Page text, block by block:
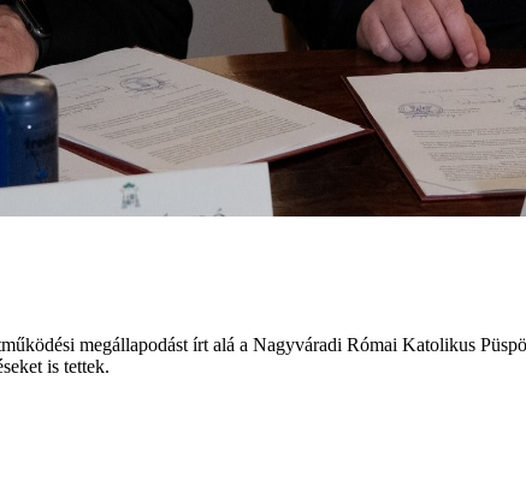
megállapodást írt alá a Nagyváradi Római Katolikus
is tettek.